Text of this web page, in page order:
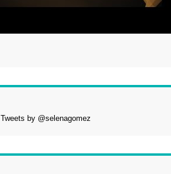
Tweets by @selenagomez